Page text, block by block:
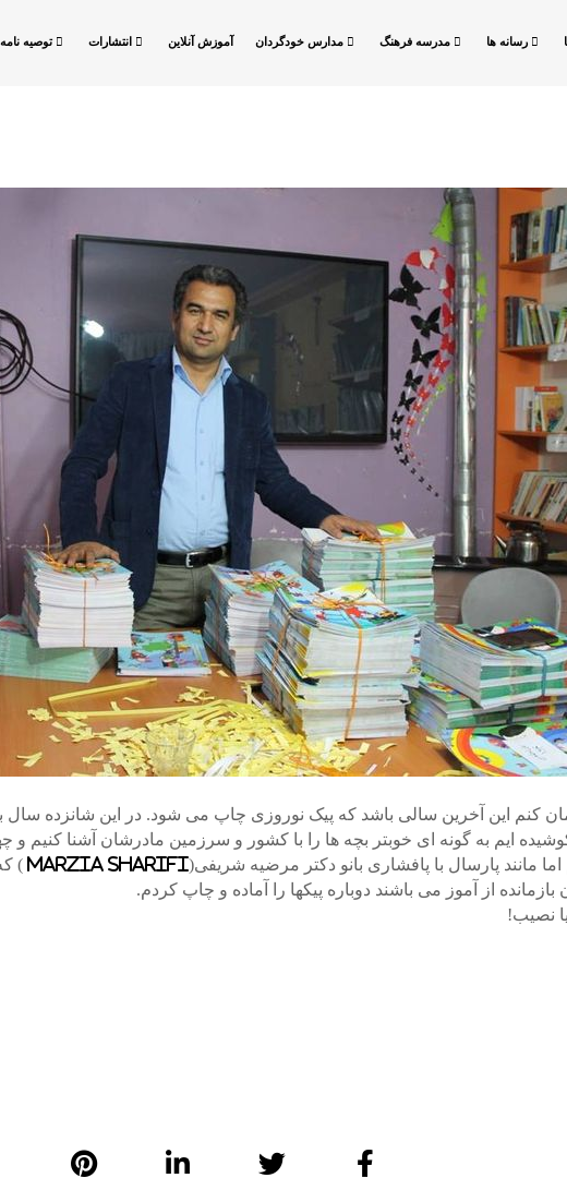
رسانه ها مدرسه فرهنگ مدارس خودگردان آموزش آنلاین انتشارات توصیه
کنم این آخرین سالی باشد که پیک نوروزی چاپ می شود. در این شانزده سال
ایم به گونه ای خوبتر بچه ها را با کشور و سرزمین مادرشان آشنا کنیم و
مانند پارسال با پافشاری بانو دکتر مرضیه شریفی(Marzia Sharifi
)
از آموز می باشند دوباره پیکها را آماده و چاپ کردم.
یا نصیب!